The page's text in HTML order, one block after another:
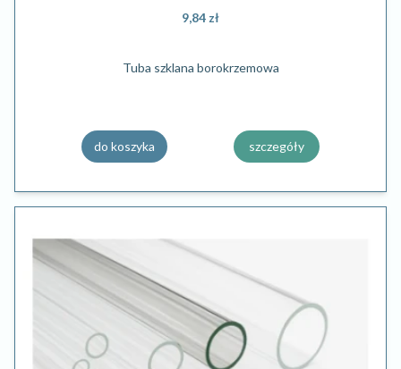
9,84 zł
Tuba szklana borokrzemowa
do koszyka szczegóły